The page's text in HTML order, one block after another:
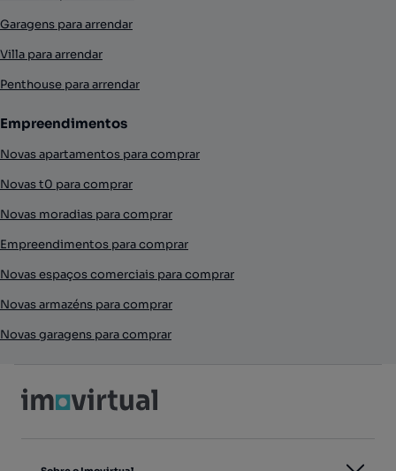
Garagens para arrendar
Villa para arrendar
Penthouse para arrendar
Empreendimentos
Novas apartamentos para comprar
Novas t0 para comprar
Novas moradias para comprar
Empreendimentos para comprar
Novas espaços comerciais para comprar
Novas armazéns para comprar
Novas garagens para comprar